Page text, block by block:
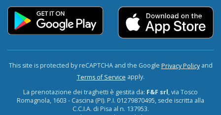
This site is protected by reCAPTCHA and the Google Privacy Policyand
Terms of Service apply.
La prenotazione dei traghetti è gestita da: F&F srl, via Tosco
Romagnola, 1603 - Cascina (PI). P.I. 01279870495, sede iscritta alla
C.C.I.A. di Pisa al n. 137953.